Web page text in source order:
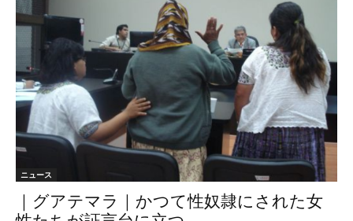
ニュース
｜グアテマラ｜かつて性奴隷にされた女